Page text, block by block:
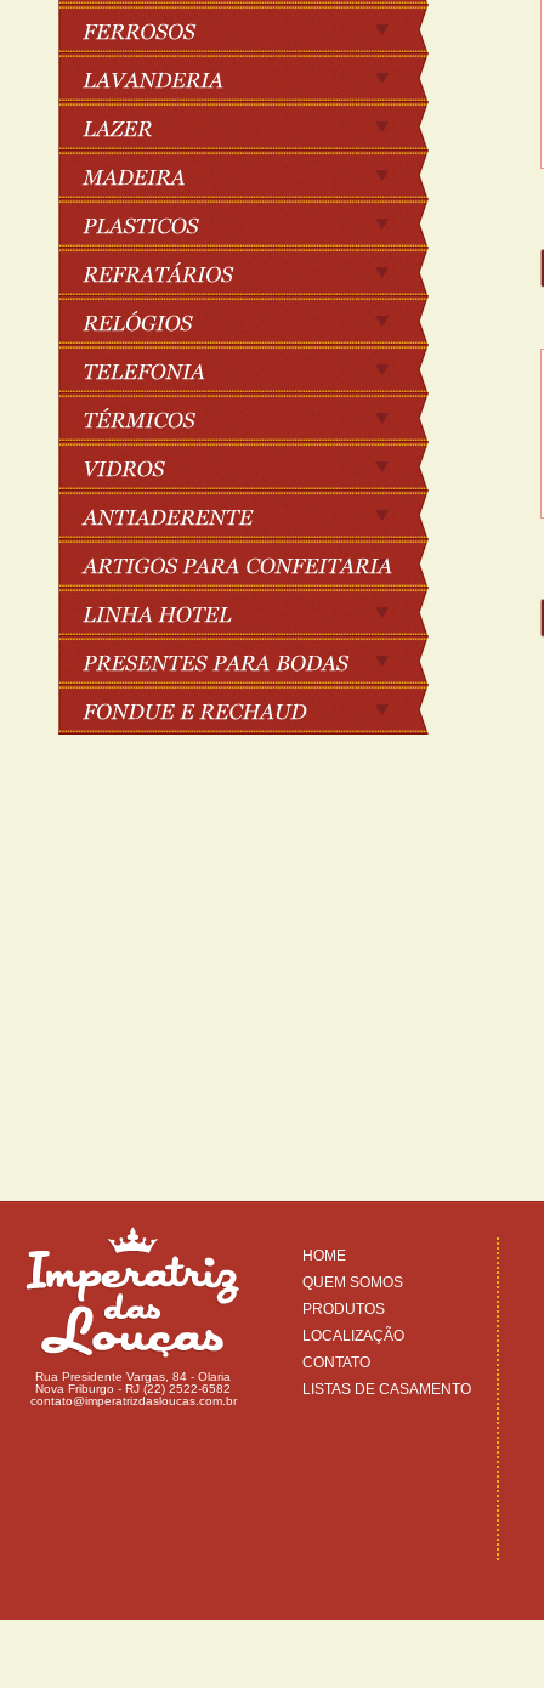
Rua Presidente Vargas, 84 - Olaria
Nova Friburgo - RJ (22) 2522-6582
contato@imperatrizdasloucas.com.br
HOME
QUEM SOMOS
PRODUTOS
LOCALIZAÇÃO
CONTATO
LISTAS DE CASAMENTO